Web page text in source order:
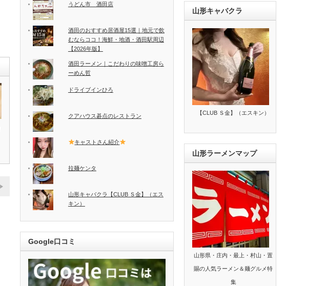
うどん市 酒田店
酒田のおすすめ居酒屋15選｜地元で飲
むならココ！海鮮・地酒・酒田駅周辺
【2026年版】
酒田ラーメン｜こだわりの味噌工房ら
ーめん哲
ドライブインひろ
クアハウス碁点のレストラン
キャストさん紹介
拉麺ケンタ
山形キャバクラ【CLUB Ｓ金】（エス
キン）
Google口コミ
山形キャバクラ
【CLUB Ｓ金】（エスキン）
山形ラーメンマップ
山形県・庄内・最上・村山・置
賜の人気ラーメン＆麺グルメ特
集